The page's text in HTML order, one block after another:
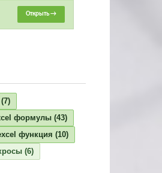
Открыть →
(7)
формулы (43)
функция (10)
(6)